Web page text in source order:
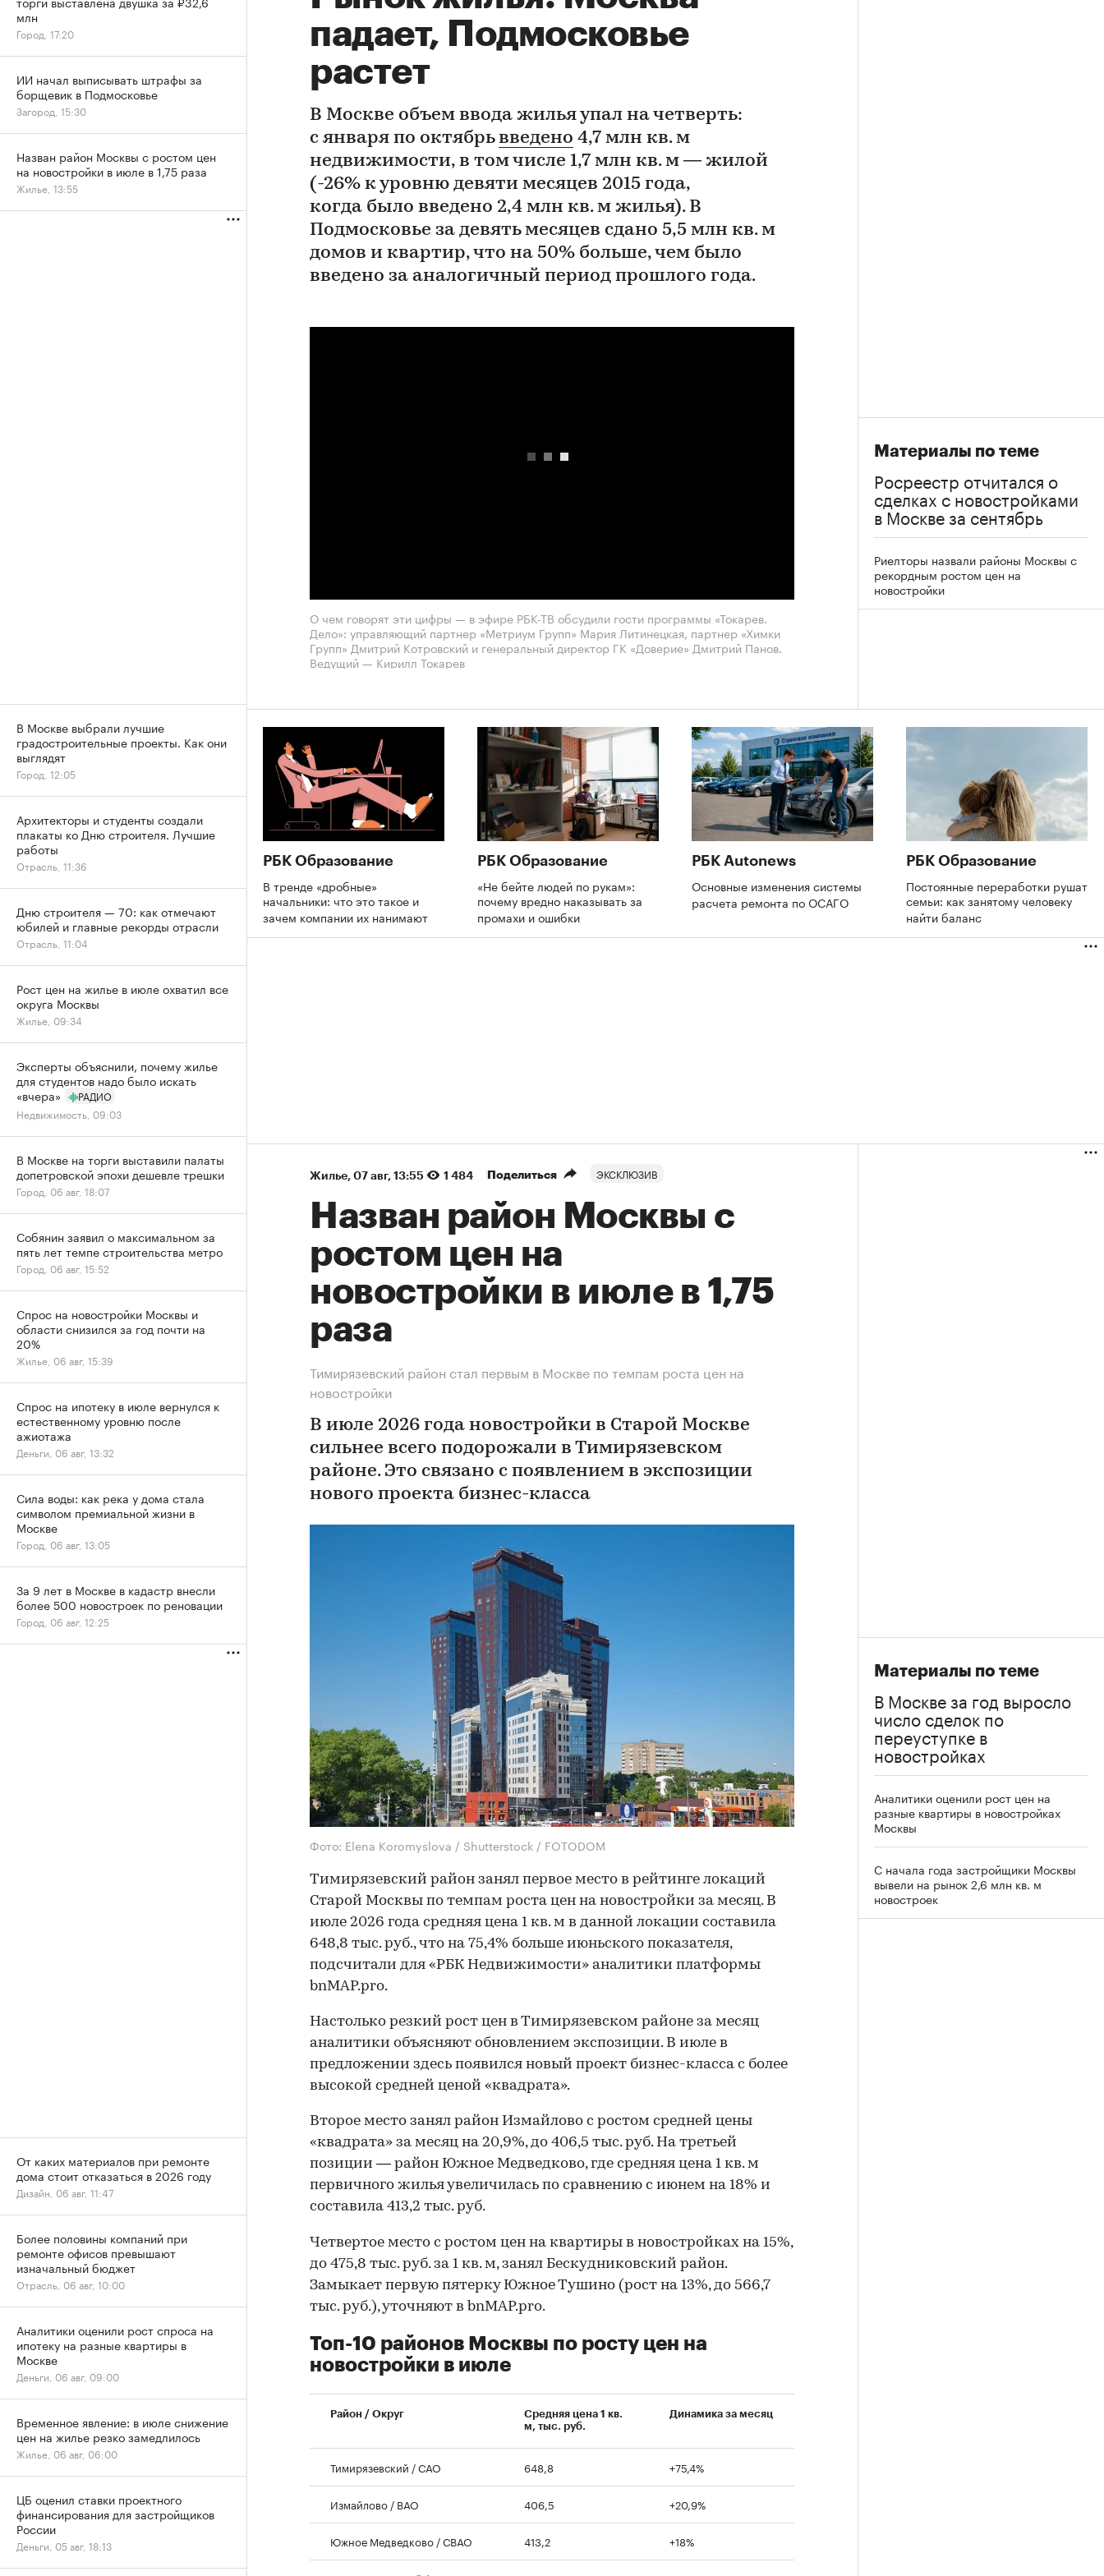
падает, Подмосковье
растет
В Москве объем ввода жилья упал на четверть:
с января по октябрьвведено 4,7 млн кв. м
недвижимости, в том числе 1,7 млн кв. м — жилой
(-26% к уровню девяти месяцев 2015 года,
когда было введено 2,4 млн кв. м жилья). В
Подмосковье за девять месяцев сдано 5,5 млн кв. м
домов и квартир, что на 50% больше, чем было
введено за аналогичный период прошлого года.
О чем говорят эти цифры — в эфире РБК-ТВ обсудили гости программы «Токарев.
Дело»: управляющий партнер «Метриум Групп» Мария Литинецкая, партнер «Химки
Групп» Дмитрий Котровский и генеральный директор ГК «Доверие» Дмитрий Панов.
Ведущий — Кирилл Токарев
Материалы по теме
Росреестр отчитался о
сделках с новостройками
в Москве за сентябрь
Риелторы назвали районы Москвы с
рекордным ростом цен на
новостройки
РБК Образование
В тренде «дробные»
начальники: что это такое и
зачем компании их нанимают
РБК Образование
«Не бейте людей по рукам»:
почему вредно наказывать за
промахи и ошибки
РБК Autonews
Основные изменения системы
расчета ремонта по ОСАГО
РБК Образование
Постоянные переработки рушат
семьи: как занятому человеку
найти баланс
Жилье⁠, 07 авг, 13:55 1 484 Поделиться ЭКСКЛЮЗИВ
Назван район Москвы с
ростом цен на
новостройки в июле в 1,75
раза
Тимирязевский район стал первым в Москве по темпам роста цен на
новостройки
В июле 2026 года новостройки в Старой Москве
сильнее всего подорожали в Тимирязевском
районе. Это связано с появлением в экспозиции
нового проекта бизнес-класса
Фото: Elena Koromyslova / Shutterstock / FOTODOM
Тимирязевский район занял первое место в рейтинге локаций
Старой Москвы по темпам роста цен на новостройки за месяц. В
июле 2026 года средняя цена 1 кв. м в данной локации составила
648,8 тыс. руб., что на 75,4% больше июньского показателя,
подсчитали для «РБК Недвижимости» аналитики платформы
bnMAP.pro.
Настолько резкий рост цен в Тимирязевском районе за месяц
аналитики объясняют обновлением экспозиции. В июле в
предложении здесь появился новый проект бизнес-класса с более
высокой средней ценой «квадрата».
Второе место занял район Измайлово с ростом средней цены
«квадрата» за месяц на 20,9%, до 406,5 тыс. руб. На третьей
позиции — район Южное Медведково, где средняя цена 1 кв. м
первичного жилья увеличилась по сравнению с июнем на 18% и
составила 413,2 тыс. руб.
00:00 / 00:00
Четвертое место с ростом цен на квартиры в новостройках на 15%,
до 475,8 тыс. руб. за 1 кв. м, занял Бескудниковский район.
Замыкает первую пятерку Южное Тушино (рост на 13%, до 566,7
тыс. руб.), уточняют в bnMAP.pro.
Топ-10 районов Москвы по росту цен на
новостройки в июле
Район / Округ
Средняя цена 1 кв.
м, тыс. руб.
Динамика за месяц
Тимирязевский / САО 648,8 +75,4%
Измайлово / ВАО 406,5 +20,9%
Южное Медведково / СВАО 413,2 +18%
Материалы по теме
В Москве за год выросло
число сделок по
переуступке в
новостройках
Аналитики оценили рост цен на
разные квартиры в новостройках
Москвы
С начала года застройщики Москвы
вывели на рынок 2,6 млн кв. м
новостроек
млн
Город, 17:20
ИИ начал выписывать штрафы за
борщевик в Подмосковье
Загород, 15:30
Назван район Москвы с ростом цен
на новостройки в июле в 1,75 раза
Жилье, 13:55
В Москве выбрали лучшие
градостроительные проекты. Как они
выглядят
Город, 12:05
Архитекторы и студенты создали
плакаты ко Дню строителя. Лучшие
работы
Отрасль, 11:36
Дню строителя — 70: как отмечают
юбилей и главные рекорды отрасли
Отрасль, 11:04
Рост цен на жилье в июле охватил все
округа Москвы
Жилье, 09:34
Эксперты объяснили, почему жилье
для студентов надо было искать
«вчера»
РАДИО
Недвижимость, 09:03
В Москве на торги выставили палаты
допетровской эпохи дешевле трешки
Город, 06 авг, 18:07
Собянин заявил о максимальном за
пять лет темпе строительства метро
Город, 06 авг, 15:52
Спрос на новостройки Москвы и
области снизился за год почти на
20%
Жилье, 06 авг, 15:39
Спрос на ипотеку в июле вернулся к
естественному уровню после
ажиотажа
Деньги, 06 авг, 13:32
Сила воды: как река у дома стала
символом премиальной жизни в
Москве
Город, 06 авг, 13:05
За 9 лет в Москве в кадастр внесли
более 500 новостроек по реновации
Город, 06 авг, 12:25
От каких материалов при ремонте
дома стоит отказаться в 2026 году
Дизайн, 06 авг, 11:47
Более половины компаний при
ремонте офисов превышают
изначальный бюджет
Отрасль, 06 авг, 10:00
Аналитики оценили рост спроса на
ипотеку на разные квартиры в
Москве
Деньги, 06 авг, 09:00
Временное явление: в июле снижение
цен на жилье резко замедлилось
Жилье, 06 авг, 06:00
ЦБ оценил ставки проектного
финансирования для застройщиков
России
Деньги, 05 авг, 18:13